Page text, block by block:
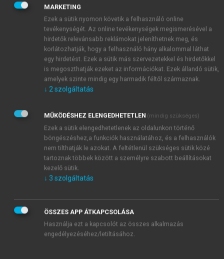
metaszint. A két szint között folyamatos
információáramlás történik, melyet a nyomon
követés (monitoring) és ellenőrzés (control)
funkciók valósítanak meg. A metaszintnek fontos
eleme, hogy valamilyen modellt alapul véve tud a
metaszint irányítani és nyomon követni, méghozzá ez
a modell a tudatos tervezés alapjául szolgáló
deklaratív tudáselem is lehet (
MARKETING
Ezek a sütik nyomon követik a felhasználó online
tevékenységét. Az online tevékenységek megismerésével a
hirdetők relevánsabb reklámokat jeleníthetnek meg, és
korlátozhatják, hogy a felhasználó hány alkalommal láthat
egy hirdetést. Ezek a sütik más szervezetekkel és hirdetőkkel
is megoszthatják ezeket az információkat. Ezek állandó sütik,
amelyek szinte mindig egy harmadik féltől származnak.
↓ 2 szolgáltatás
MŰKÖDÉSHEZ ELENGEDHETETLEN (mindig szükséges)
Ezek a sütik elengedhetetlenek az oldalunkon történő
böngészéshez,a funkciók használatához, és a felhasználók
nem tilthatják le azokat. A feltétlenül szükséges sütik közé
tartoznak többek között a személyre szabott beállításokat
kezelő sütik.
↓ 3 szolgáltatás
ÖSSZES APP ÁTKAPCSOLÁSA
Használja ezt a kapcsolót az összes alkalmazás
engedélyezéséhez/letiltásához.